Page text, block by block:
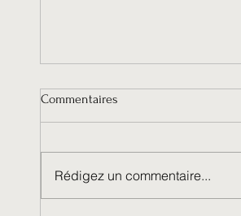
Commentaires
Rédigez un commentaire...